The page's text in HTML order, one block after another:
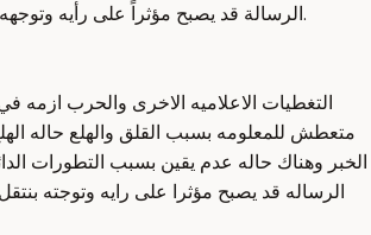
الرسالة قد يصبح مؤثراً على رأيه وتوجهه. بنتقل لك دكتور خالد.
التغطيات الاعلاميه الاخرى والحرب ازمه
متعطش للمعلومه بسبب القلق والهلع حاله
الخبر وهناك حاله عدم يقين بسبب التطورات
الرساله قد يصبح مؤثرا على رايه وتوجته